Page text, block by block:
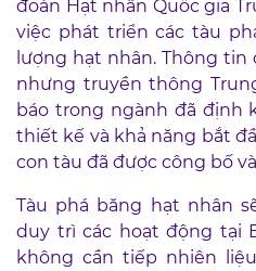
đoàn Hạt nhân Quốc gia
việc phát triển các tàu
lượng hạt nhân. Thông
nhưng truyền thông
báo trong ngành đã định
thiết kế và khả năng bắt
con tàu đã được công bố
Tàu phá băng hạt nhân
duy trì các hoạt động tại
không cần tiếp nhiên